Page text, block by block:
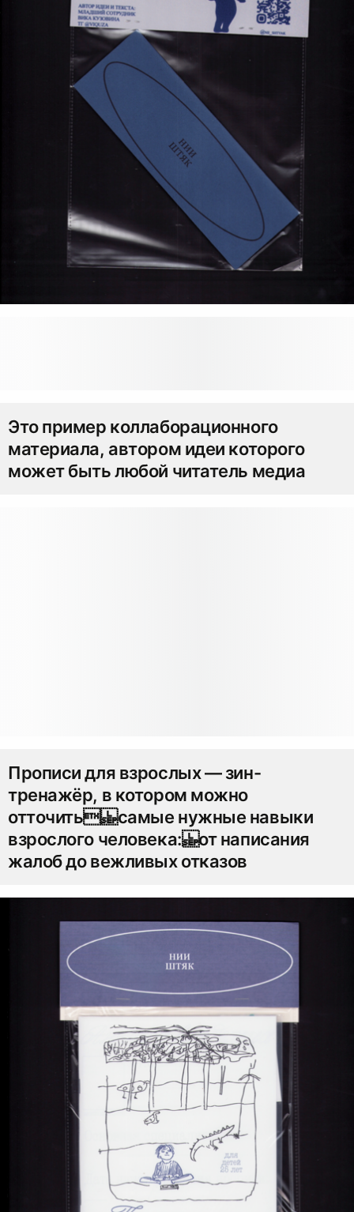
Это пример коллаборационного
материала, автором идеи которого
может быть любой читатель медиа
Прописи для взрослых — зин-
тренажёр, в котором можно
отточить самые нужные навыки
взрослого человека: от написания
жалоб до вежливых отказов